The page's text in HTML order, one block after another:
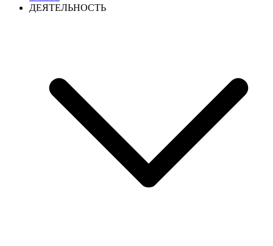
ДЕЯТЕЛЬНОСТЬ